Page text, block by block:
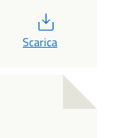
Scarica